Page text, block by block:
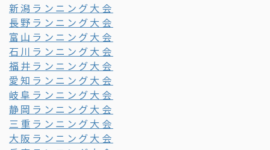
新潟ランニング大会
長野ランニング大会
富山ランニング大会
石川ランニング大会
福井ランニング大会
愛知ランニング大会
岐阜ランニング大会
静岡ランニング大会
三重ランニング大会
大阪ランニング大会